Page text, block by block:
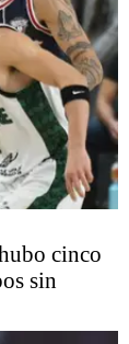
cinco
sin